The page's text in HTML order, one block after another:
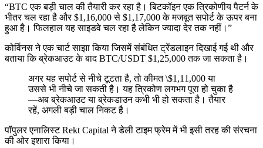
“BTC एक बड़ी चाल की तैयारी कर रहा है। बिटकॉइन एक त्रिकोणीय पैटर्न के
भीतर चल रहा है और $1,16,000 से $1,17,000 के मजबूत सपोर्ट के ऊपर बना
हुआ है। फिलहाल यह साइडवे चल रहा है लेकिन ज्यादा देर तक नहीं।”
कोर्विनस ने एक चार्ट साझा किया जिसमें संबंधित ट्रेंडलाइन दिखाई गई थी और
बताया कि ब्रेकआउट के बाद BTC/USDT $1,25,000 तक जा सकता है।
अगर यह सपोर्ट से नीचे टूटता है, तो कीमत \$1,11,000 या
उससे भी नीचे जा सकती है। यह त्रिकोण लगभग पूरा हो चुका है
—अब ब्रेकआउट या ब्रेकडाउन कभी भी हो सकता है। तैयार
रहें, अगली बड़ी चाल निकट है।
पॉपुलर एनालिस्ट Rekt Capital ने डेली टाइम फ्रेम में भी इसी तरह की संरचना
की ओर इशारा किया।